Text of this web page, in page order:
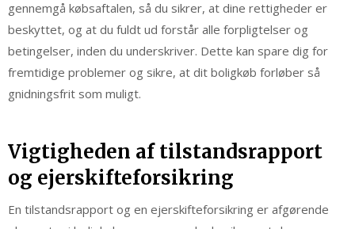
gennemgå købsaftalen, så du sikrer, at dine rettigheder er
beskyttet, og at du fuldt ud forstår alle forpligtelser og
betingelser, inden du underskriver. Dette kan spare dig for
fremtidige problemer og sikre, at dit boligkøb forløber så
gnidningsfrit som muligt.
Vigtigheden af tilstandsrapport
og ejerskifteforsikring
En tilstandsrapport og en ejerskifteforsikring er afgørende